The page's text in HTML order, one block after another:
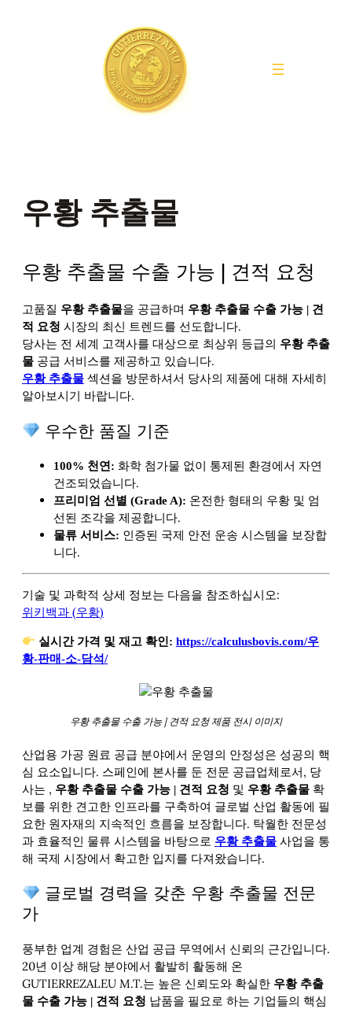
우황 추출물
우황 추출물 수출 가능 | 견적 요청
고품질 우황 추출물을 공급하며 우황 추출물 수출 가능 | 견
적 요청 시장의 최신 트렌드를 선도합니다.
당사는 전 세계 고객사를 대상으로 최상위 등급의 우황 추출
물 공급 서비스를 제공하고 있습니다.
우황 추출물 섹션을 방문하셔서 당사의 제품에 대해 자세히
알아보시기 바랍니다.
우수한 품질 기준
100% 천연: 화학 첨가물 없이 통제된 환경에서 자연
건조되었습니다.
프리미엄 선별 (Grade A): 온전한 형태의 우황 및 엄
선된 조각을 제공합니다.
물류 서비스: 인증된 국제 안전 운송 시스템을 보장합
니다.
기술 및 과학적 상세 정보는 다음을 참조하십시오:
위키백과 (우황)
실시간 가격 및 재고 확인: https://calculusbovis.com/우
황-판매-소-담석/
우황 추출물 수출 가능 | 견적 요청 제품 전시 이미지
산업용 가공 원료 공급 분야에서 운영의 안정성은 성공의 핵
심 요소입니다. 스페인에 본사를 둔 전문 공급업체로서, 당
사는 , 우황 추출물 수출 가능 | 견적 요청 및 우황 추출물 확
보를 위한 견고한 인프라를 구축하여 글로벌 산업 활동에 필
요한 원자재의 지속적인 흐름을 보장합니다. 탁월한 전문성
과 효율적인 물류 시스템을 바탕으로 우황 추출물 사업을 통
해 국제 시장에서 확고한 입지를 다져왔습니다.
글로벌 경력을 갖춘 우황 추출물 전문
가
풍부한 업계 경험은 산업 공급 무역에서 신뢰의 근간입니다.
20년 이상 해당 분야에서 활발히 활동해 온
GUTIERREZALEU M.T.는 높은 신뢰도와 확실한 우황 추출
물 수출 가능 | 견적 요청 납품을 필요로 하는 기업들의 핵심